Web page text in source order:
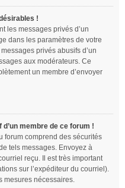
!
les messages privés d’un
dans les paramètres de votre
privés abusifs d’un
aux modérateurs. Ce
un membre d’envoyer
membre de ce forum !
forum comprend des sécurités
tels messages. Envoyez à
reçu. Il est très important
sur l’expéditeur du courriel).
mesures nécessaires.